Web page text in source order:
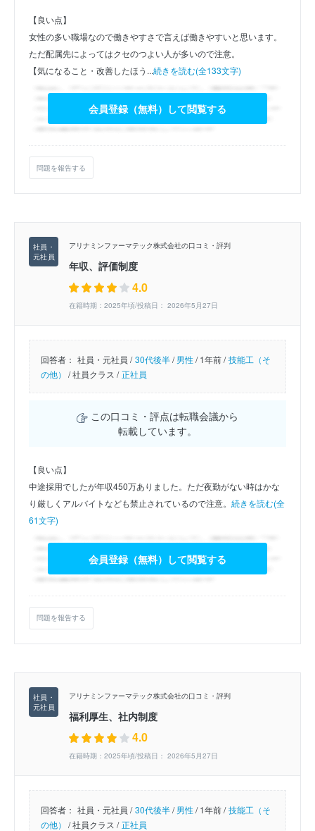
【良い点】
女性の多い職場なので働きやすさで言えば働きやすいと思います。
ただ配属先によってはクセのつよい人が多いので注意。
【気になること・改善したほう...続きを読む(全133文字)
会員登録（無料）して閲覧する
問題を報告する
アリナミンファーマテック株式会社の口コミ・評判
年収、評価制度
4.0
在籍時期：2025年頃/投稿日： 2026年5月27日
回答者： 社員・元社員 / 30代後半/男性/1年前 / 技能工（そ
の他） /社員クラス / 正社員
この口コミ・評点は転職会議から
転載しています。
【良い点】
中途採用でしたが年収450万ありました。ただ夜勤がない時はかな
り厳しくアルバイトなども禁止されているので注意。 続きを読む(全
61文字)
会員登録（無料）して閲覧する
問題を報告する
アリナミンファーマテック株式会社の口コミ・評判
福利厚生、社内制度
4.0
在籍時期：2025年頃/投稿日： 2026年5月27日
回答者： 社員・元社員 / 30代後半/男性/1年前 / 技能工（そ
の他） /社員クラス / 正社員